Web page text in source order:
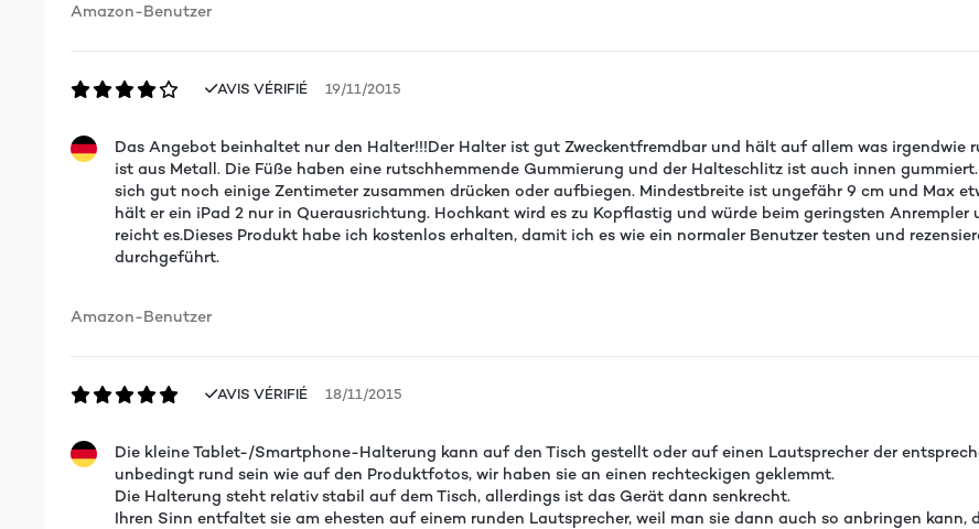
Amazon-Benutzer
AVIS VÉRIFIÉ 19/11/2015
Das Angebot beinhaltet nur den Halter!!!Der Halter ist gut Zweckentfremdbar und hält auf allem was irgendwie
ist aus Metall. Die Füße haben eine rutschhemmende Gummierung und der Halteschlitz ist auch innen
sich gut noch einige Zentimeter zusammen drücken oder aufbiegen. Mindestbreite ist ungefähr 9 cm und Max
hält er ein iPad 2 nur in Querausrichtung. Hochkant wird es zu Kopflastig und würde beim geringsten
reicht es.Dieses Produkt habe ich kostenlos erhalten, damit ich es wie ein normaler Benutzer testen und
durchgeführt.
Amazon-Benutzer
AVIS VÉRIFIÉ 18/11/2015
Die kleine Tablet-/Smartphone-Halterung kann auf den Tisch gestellt oder auf einen Lautsprecher der
unbedingt rund sein wie auf den Produktfotos, wir haben sie an einen rechteckigen geklemmt.
Die Halterung steht relativ stabil auf dem Tisch, allerdings ist das Gerät dann senkrecht.
Ihren Sinn entfaltet sie am ehesten auf einem runden Lautsprecher, weil man sie dann auch so anbringen